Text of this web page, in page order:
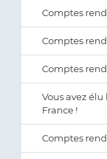
Comptes
Comptes
Comptes
Vous avez
France !
Comptes